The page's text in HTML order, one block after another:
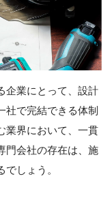
企業にとって、設計
社で完結できる体制
業界において、一貫
門会社の存在は、施
しょう。